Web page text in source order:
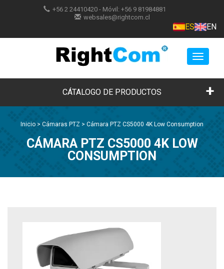
+56 2 24410420- Móvil: +56 9 81984881
websales@rightcom.cl
ES EN
Toggle
CÁTALOGO DE PRODUCTOS
Inicio > Cámaras PTZ > Cámara PTZ CS5000 4K Low Consumption
CÁMARA PTZ CS5000 4K LOW
CONSUMPTION